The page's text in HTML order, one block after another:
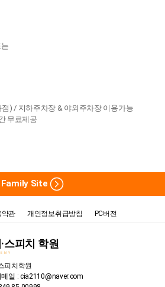
) / 지하주차장 & 야외주차장 이용가능
무료제공
Family Site
약관 개인정보취급방침 PC버전
스피치 학원
피치학원
일 : cia2110@naver.com